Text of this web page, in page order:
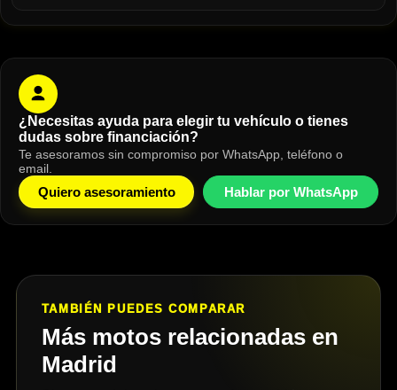
¿Necesitas ayuda para elegir tu vehículo o tienes
dudas sobre financiación?
Te asesoramos sin compromiso por WhatsApp, teléfono o
email.
Quiero asesoramiento Hablar por WhatsApp
TAMBIÉN PUEDES COMPARAR
Más motos relacionadas en
Madrid